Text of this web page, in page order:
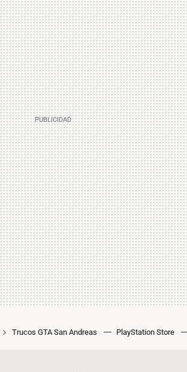
Trucos GTA San Andreas PlayStation Store